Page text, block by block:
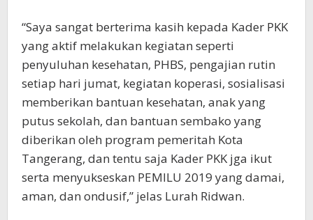
“Saya sangat berterima kasih kepada Kader PKK
yang aktif melakukan kegiatan seperti
penyuluhan kesehatan, PHBS, pengajian rutin
setiap hari jumat, kegiatan koperasi, sosialisasi
memberikan bantuan kesehatan, anak yang
putus sekolah, dan bantuan sembako yang
diberikan oleh program pemeritah Kota
Tangerang, dan tentu saja Kader PKK jga ikut
serta menyukseskan PEMILU 2019 yang damai,
aman, dan ondusif,” jelas Lurah Ridwan.